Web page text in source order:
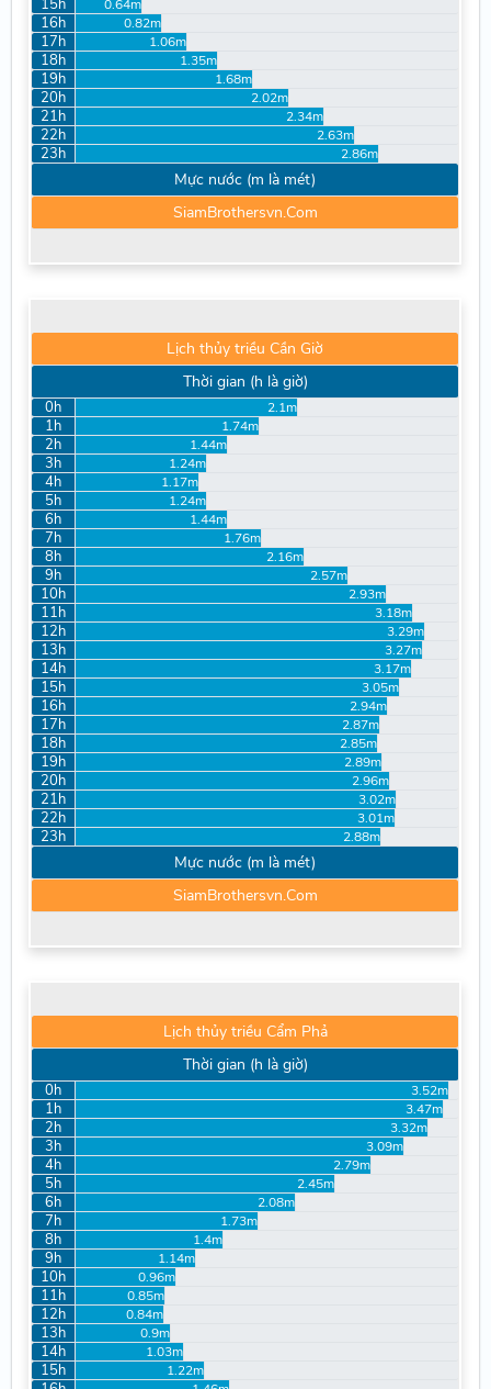
15h 0.64m
16h 0.82m
17h 1.06m
18h 1.35m
19h 1.68m
20h 2.02m
21h 2.34m
22h 2.63m
23h 2.86m
Mực nước (m là mét)
SiamBrothersvn.Com
Lịch thủy triều Cần Giờ
Thời gian (h là giờ)
0h 2.1m
1h 1.74m
2h 1.44m
3h 1.24m
4h 1.17m
5h 1.24m
6h 1.44m
7h 1.76m
8h 2.16m
9h 2.57m
10h 2.93m
11h 3.18m
12h 3.29m
13h 3.27m
14h 3.17m
15h 3.05m
16h 2.94m
17h 2.87m
18h 2.85m
19h 2.89m
20h 2.96m
21h 3.02m
22h 3.01m
23h 2.88m
Mực nước (m là mét)
SiamBrothersvn.Com
Lịch thủy triều Cẩm Phả
Thời gian (h là giờ)
0h 3.52m
1h 3.47m
2h 3.32m
3h 3.09m
4h 2.79m
5h 2.45m
6h 2.08m
7h 1.73m
8h 1.4m
9h 1.14m
10h 0.96m
11h 0.85m
12h 0.84m
13h 0.9m
14h 1.03m
15h 1.22m